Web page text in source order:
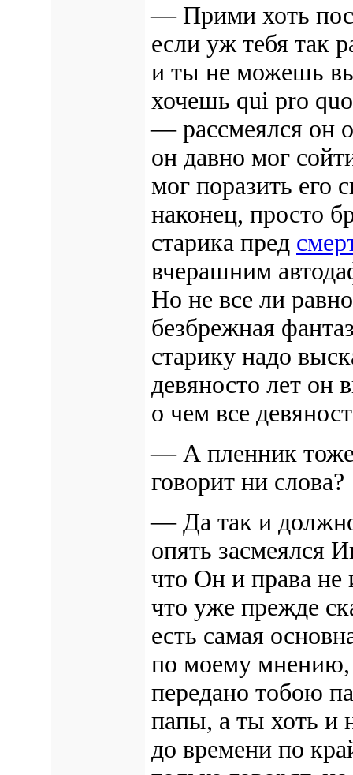
— Прими хоть
если уж тебя так
и ты не можешь
хочешь qui pro
— рассмеялся он
он давно мог
мог поразить его
наконец, просто
старика пред
вчерашним
Но не все ли
безбрежная
старику надо
девяносто лет он
о чем все
— А пленник тоже
говорит ни слова?
— Да так и
опять засмеялся
что Он и права не
что уже прежде
есть самая
по моему мнению,
передано тобою
папы, а ты хоть и
до времени по